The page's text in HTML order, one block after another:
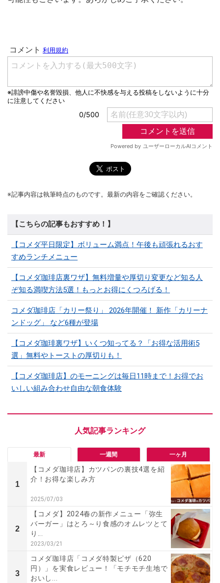
※記事内容は執筆時点のものです。最新の内容をご確認ください。
【こちらの記事もおすすめ！】
【コメダ平日限定】ボリューム満点！午後も頑張れるおす
すめランチメニュー
【コメダ珈琲店裏ワザ】無料増量や厚切り変更など知る人
ぞ知る満喫方法5選！もっとお得にくつろげる！
コメダ珈琲店「カリー祭り」 2026年開催！ 新作「カリーナ
ンドッグ」 など6種が登場
【コメダ珈琲裏ワザ】いくつ知ってる？「お得な活用術5
選」無料やトーストの厚切りも！
【コメダ珈琲店】のモーニングは毎日11時まで！お得でお
いしい組み合わせ自由な朝食体験
最新 一週間 一ヶ月
1
【コメダ珈琲店】カツパンの裏技4選を紹
介！お得な楽しみ方
2025/07/03
2
【コメダ】2024春の新作メニュー「弥生
バーガー」はとろ～り食感のオムレツとて
り...
2023/03/21
3
コメダ珈琲店「コメダ特製ピザ（620
円）」を実食レビュー！「モチモチ生地で
おいし...